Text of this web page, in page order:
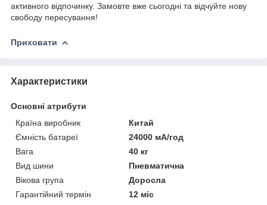
активного відпочинку. Замовте вже сьогодні та відчуйте нову
свободу пересування!
Приховати
Характеристики
Основні атрибути
Країна виробник
Китай
Ємність батареї
24000 мА/год
Вага
40 кг
Вид шини
Пневматична
Вікова група
Доросла
Гарантійний термін
12 міс